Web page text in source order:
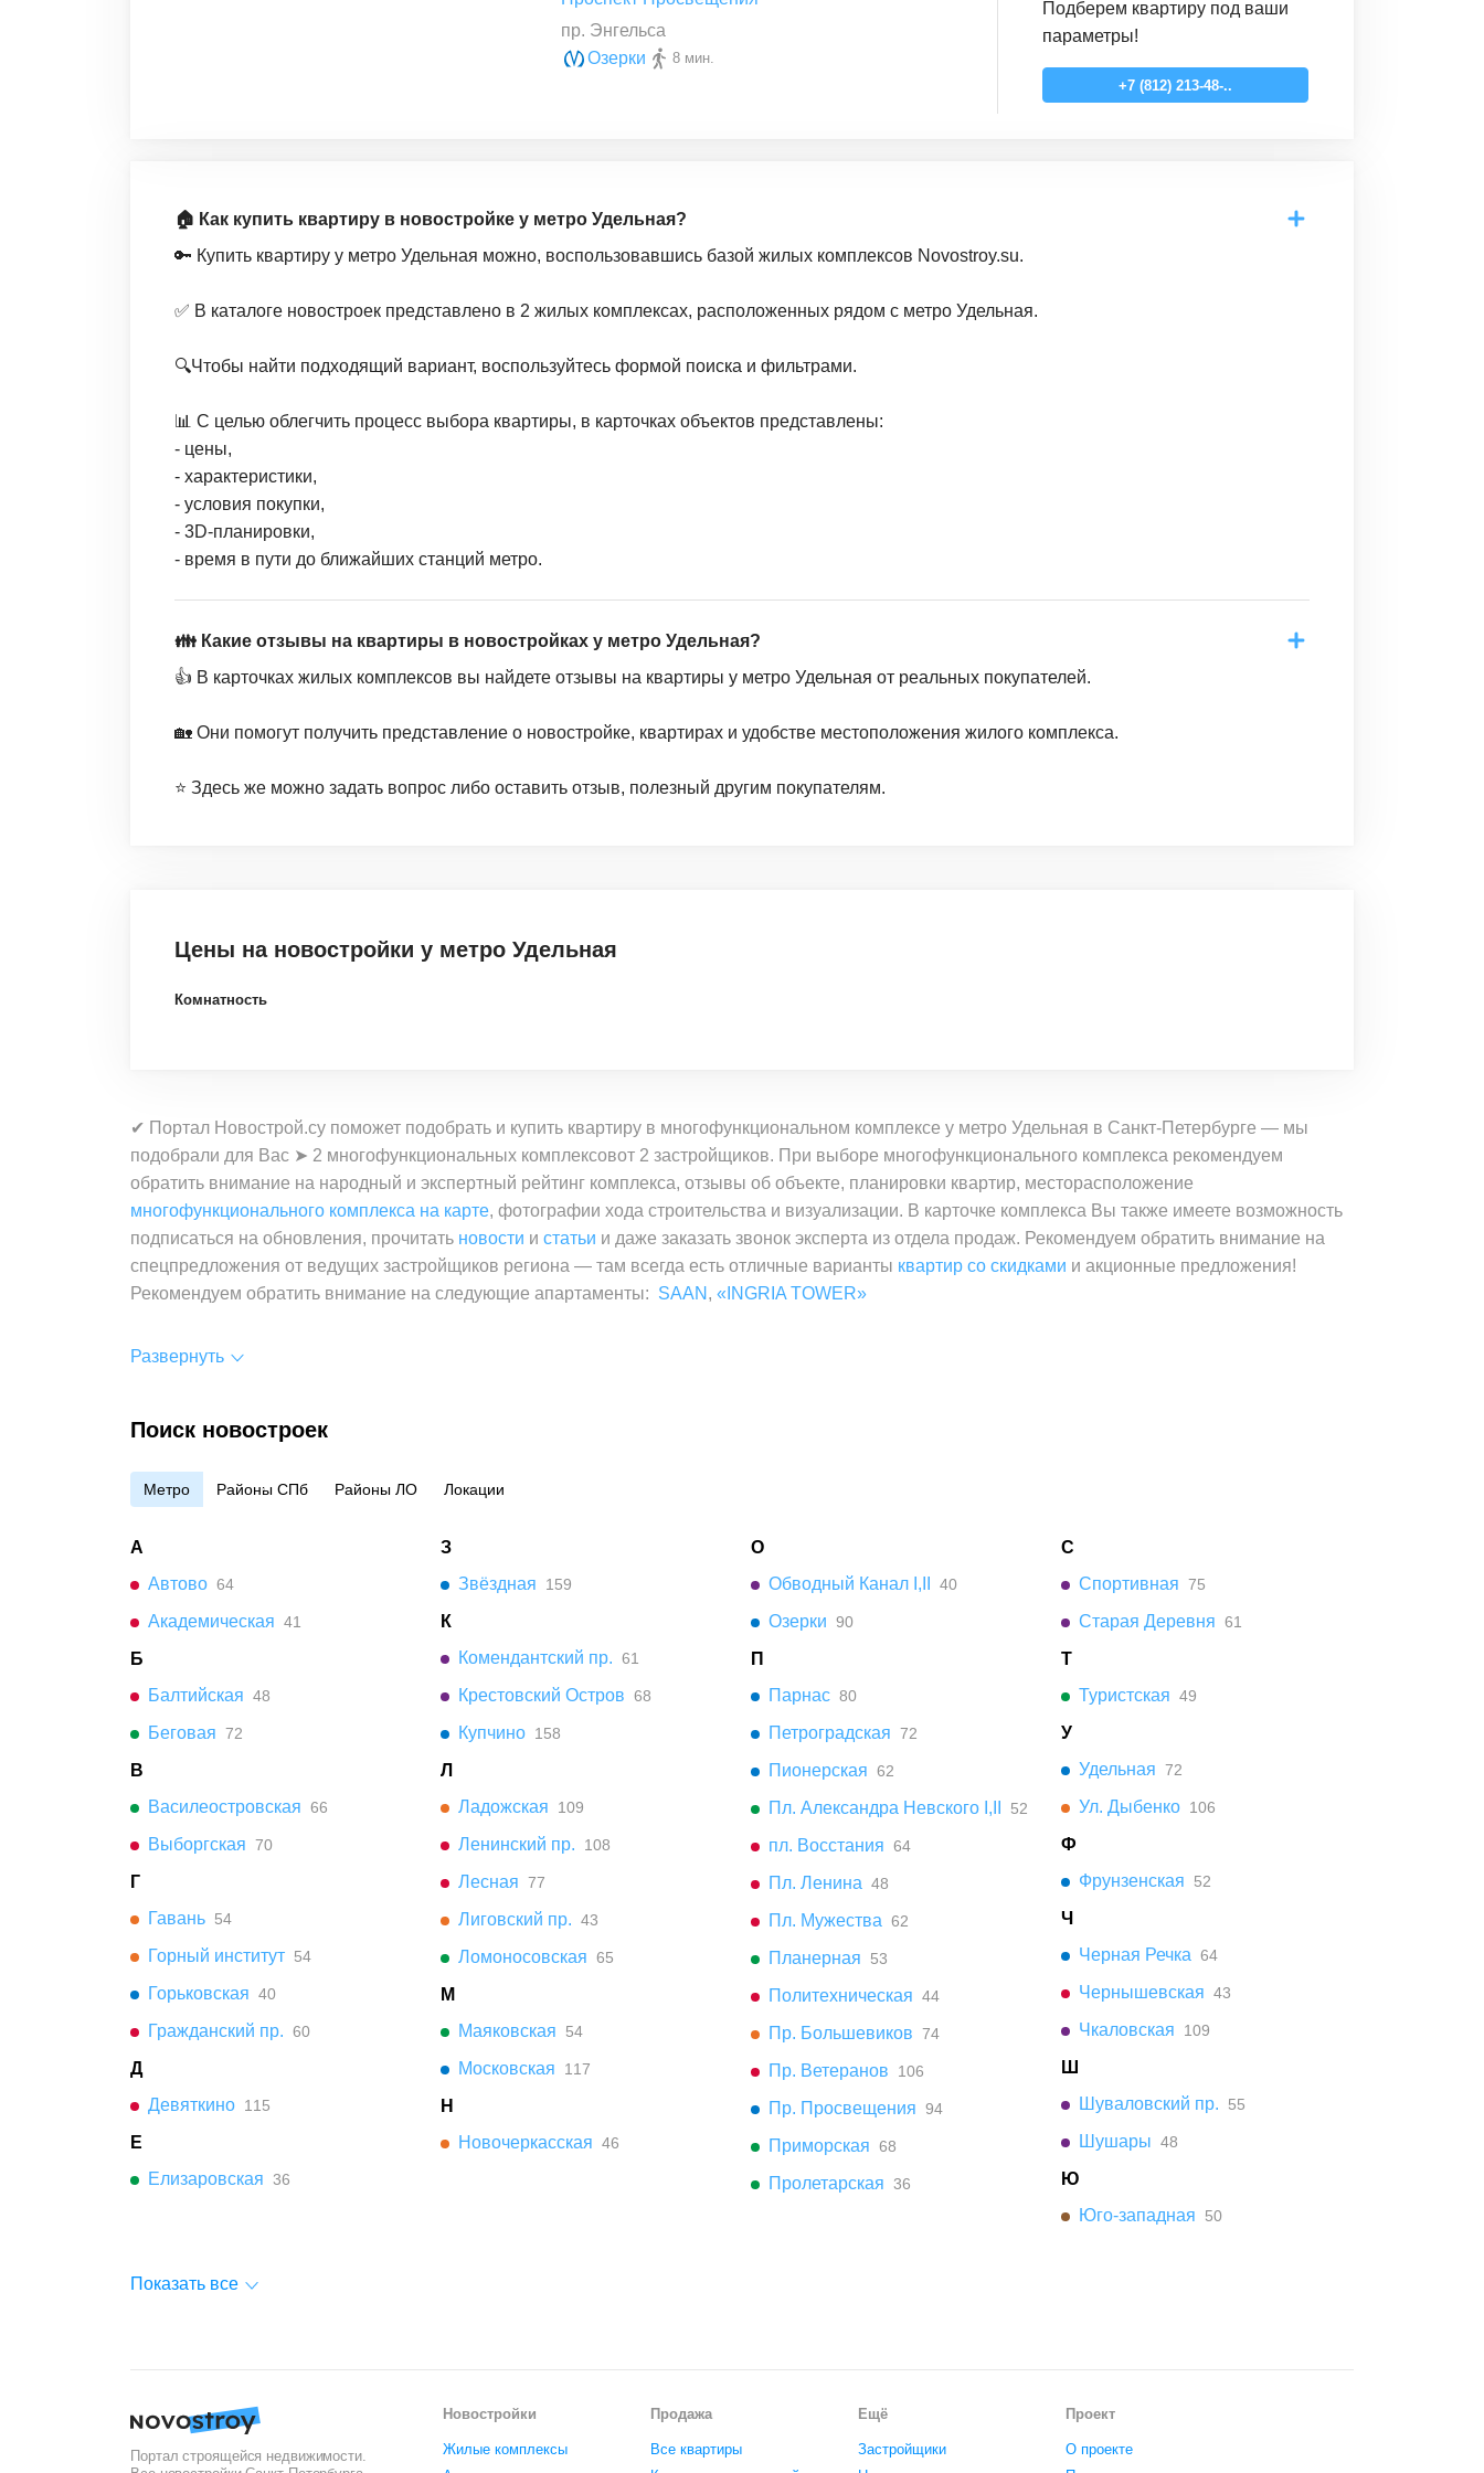
пр. Энгельса
Озерки
8 мин.
Подберем квартиру под ваши
параметры!
+7 (812) 213-48-..
🏠 Как купить квартиру в новостройке у метро Удельная?
🔑 Купить квартиру у метро Удельная можно, воспользовавшись базой жилых комплексов Novostroy.su.
✅ В каталоге новостроек представлено в 2 жилых комплексах, расположенных рядом с метро Удельная.
🔍Чтобы найти подходящий вариант, воспользуйтесь формой поиска и фильтрами.
📊 С целью облегчить процесс выбора квартиры, в карточках объектов представлены:
- цены,
- характеристики,
- условия покупки,
- 3D-планировки,
- время в пути до ближайших станций метро.
👪 Какие отзывы на квартиры в новостройках у метро Удельная?
👍 В карточках жилых комплексов вы найдете отзывы на квартиры у метро Удельная от реальных покупателей.
🏡 Они помогут получить представление о новостройке, квартирах и удобстве местоположения жилого комплекса.
⭐️ Здесь же можно задать вопрос либо оставить отзыв, полезный другим покупателям.
Цены на новостройки у метро Удельная
Комнатность
✔ Портал Новострой.су поможет подобрать и купить квартиру в многофункциональном комплексе у метро Удельная в Санкт-Петербурге — мы
подобрали для Вас ➤ 2 многофункциональных комплексовот 2 застройщиков. При выборе многофункционального комплекса рекомендуем
обратить внимание на народный и экспертный рейтинг комплекса, отзывы об объекте, планировки квартир, месторасположение
многофункционального комплекса на карте, фотографии хода строительства и визуализации. В карточке комплекса Вы также имеете возможность
подписаться на обновления, прочитать новости и статьи и даже заказать звонок эксперта из отдела продаж. Рекомендуем обратить внимание на
спецпредложения от ведущих застройщиков региона — там всегда есть отличные варианты квартир со скидками и акционные предложения!
Рекомендуем обратить внимание на следующие апартаменты: SAAN , «INGRIA TOWER»
Развернуть
Поиск новостроек
Метро Районы СПб Районы ЛО Локации
А
Автово 64
Академическая 41
Б
Балтийская 48
Беговая 72
В
Василеостровская 66
Выборгская 70
Г
Гавань 54
Горный институт 54
Горьковская 40
Гражданский пр. 60
Д
Девяткино 115
Е
Елизаровская 36
З
Звёздная
159
К
Комендантский пр. 61
Крестовский Остров 68
Купчино 158
Л
Ладожская
109
Ленинский пр. 108
Лесная 77
Лиговский пр. 43
Ломоносовская 65
М
Маяковская
54
Московская 117
Н
Новочеркасская 46
О
Обводный Канал I,II
40
Озерки 90
П
Парнас 80
Петроградская 72
Пионерская 62
Пл. Александра Невского I,II 52
пл. Восстания 64
Пл. Ленина 48
Пл. Мужества 62
Планерная 53
Политехническая 44
Пр. Большевиков 74
Пр. Ветеранов 106
Пр. Просвещения 94
Приморская 68
Пролетарская 36
С
Спортивная 75
Старая Деревня 61
Т
Туристская 49
У
Удельная 72
Ул. Дыбенко 106
Ф
Фрунзенская
52
Ч
Черная Речка 64
Чернышевская 43
Чкаловская 109
Ш
Шуваловский пр.
55
Шушары 48
Ю
Юго-западная
50
Показать все
Портал строящейся недвижимости.
Новостройки
Жилые комплексы
Продажа
Все квартиры
Ещё
Застройщики
Проект
О проекте